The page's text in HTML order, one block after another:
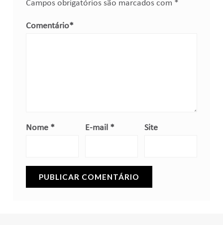
Campos obrigatórios são marcados com *
Comentário*
Nome * E-mail * Site